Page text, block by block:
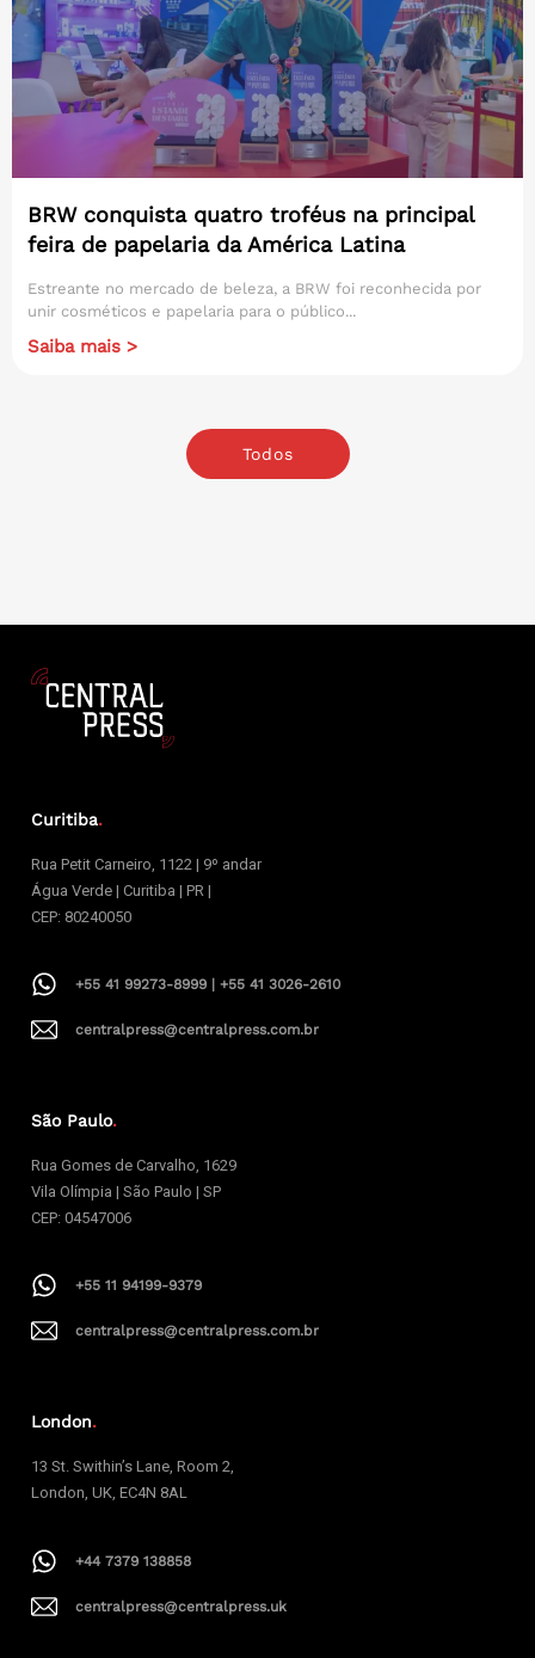
BRW conquista quatro troféus na principal
feira de papelaria da América Latina
Estreante no mercado de beleza, a BRW foi reconhecida por
unir cosméticos e papelaria para o público...
Saiba mais >
Todos
Curitiba.
Rua Petit Carneiro, 1122 | 9º andar
Água Verde | Curitiba | PR |
CEP: 80240050
+55 41 99273-8999 | +55 41 3026-2610
centralpress@centralpress.com.br
São Paulo.
Rua Gomes de Carvalho, 1629
Vila Olímpia | São Paulo | SP
CEP: 04547006
+55 11 94199-9379
centralpress@centralpress.com.br
London.
13 St. Swithin’s Lane, Room 2,
London, UK, EC4N 8AL
+44 7379 138858
centralpress@centralpress.uk